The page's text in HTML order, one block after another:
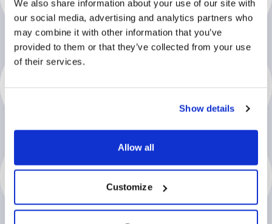
We also share information about your use of our site with
our social media, advertising and analytics partners who
may combine it with other information that you’ve
provided to them or that they’ve collected from your use
of their services.
Show details
Allow all
Customize